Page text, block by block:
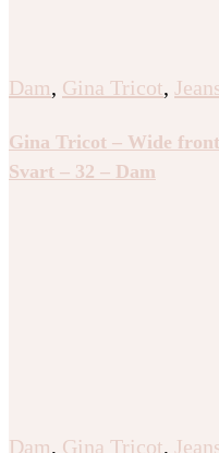
Dam, Gina Tricot,
Gina Tricot – Wide
Svart – 32 – Dam
Dam, Gina Tricot,